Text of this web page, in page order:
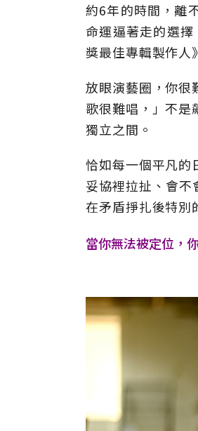
約6年的時間，離
命運逼著走的選
獎最佳專輯製作人
放眼演藝圈，你很
歌很難唱，」不是
獨立之間。
恰如每一個平凡的
妥協裡拉扯、會
在矛盾掙扎後特別
當你無法被定位，